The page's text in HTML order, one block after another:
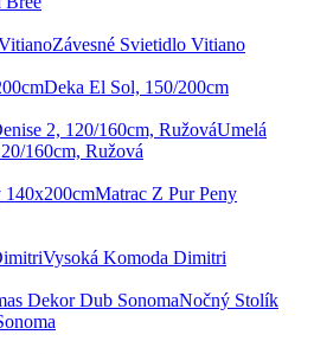
Závesné Svietidlo Vitiano
Deka El Sol, 150/200cm
Umelá
160cm, Ružová
Matrac Z Pur Peny
Vysoká Komoda Dimitri
Nočný Stolík